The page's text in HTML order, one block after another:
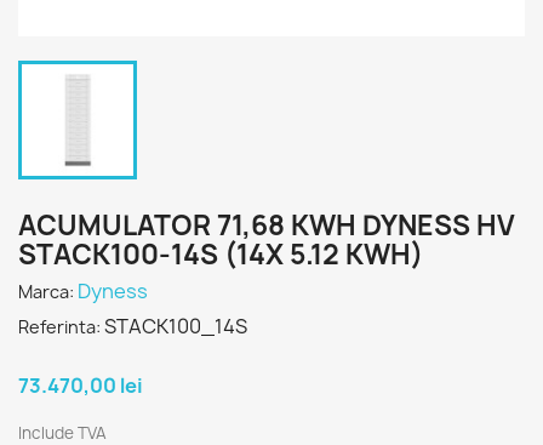
ACUMULATOR 71,68 KWH DYNESS HV
STACK100-14S (14X 5.12 KWH)
Marca: Dyness
Referinta: STACK100_14S
73.470,00 lei
Include TVA